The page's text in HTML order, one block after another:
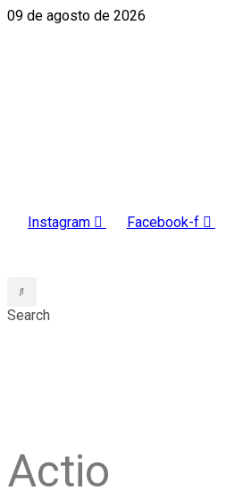
09 de agosto de 2026
Instagram Facebook-f
Search
Actio